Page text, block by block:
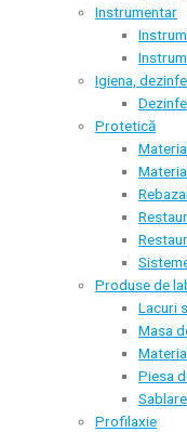
Instrumentar
Igiena,
Protetică
Produse de
Lacuri
Masa
Piesa
Sablare
Profilaxie